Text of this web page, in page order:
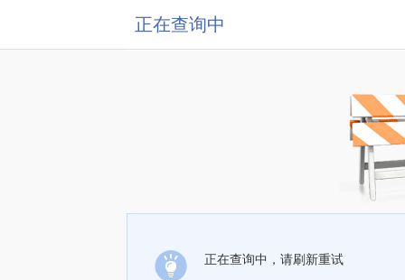
正在查询中
正在查询中，请刷新重试